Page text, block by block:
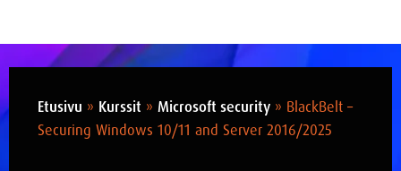
Etusivu » Kurssit » Microsoft security » BlackBelt –
Securing Windows 10/11 and Server 2016/2025